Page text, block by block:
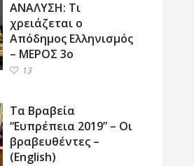
ΑΝΑΛΥΣΗ: Τι
χρειάζεται ο
Απόδημος Ελληνισμός
– ΜΕΡΟΣ 3ο
13
Τα Βραβεία
“Ευπρέπεια 2019” – Οι
βραβευθέντες –
(English)